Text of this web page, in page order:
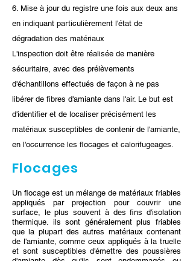
6. Mise à jour du registre une fois aux deux ans
en indiquant particulièrement l'état de
dégradation des matériaux
L'inspection doit être réalisée de manière
sécuritaire, avec des prélèvements
d'échantillons effectués de façon à ne pas
libérer de fibres d'amiante dans l'air. Le but est
d'identifier et de localiser précisément les
matériaux susceptibles de contenir de l'amiante,
en l'occurrence les flocages et calorifugeages.
Flocages
Un flocage est un mélange de matériaux friables
appliqués par projection pour couvrir une
surface, le plus souvent à des fins d'isolation
thermique. ils sont généralement plus friables
que la plupart des autres matériaux contenant
de l'amiante, comme ceux appliqués à la truelle
et sont susceptibles d'émettre des poussières